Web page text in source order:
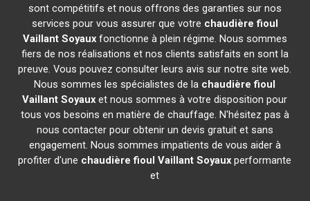
sont compétitifs et nous offrons des garanties sur nos
services pour vous assurer que votre chaudière fioul
Vaillant Soyauxfonctionne à plein régime. Nous sommes
fiers de nos réalisations et nos clients satisfaits en sont la
preuve. Vous pouvez consulter leurs avis sur notre site web.
Nous sommes les spécialistes de la chaudière fioul
Vaillant Soyaux et nous sommes à votre disposition pour
tous vos besoins en matière de chauffage. N'hésitez pas à
nous contacter pour obtenir un devis gratuit et sans
engagement. Nous sommes impatients de vous aider à
profiter d'une chaudière fioul Vaillant Soyaux performante
et